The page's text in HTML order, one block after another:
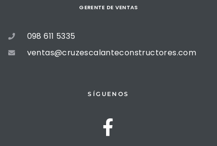
GERENTE DE VENTAS
098 611 5335
ventas@cruzescalanteconstructores.com
SÍGUENOS